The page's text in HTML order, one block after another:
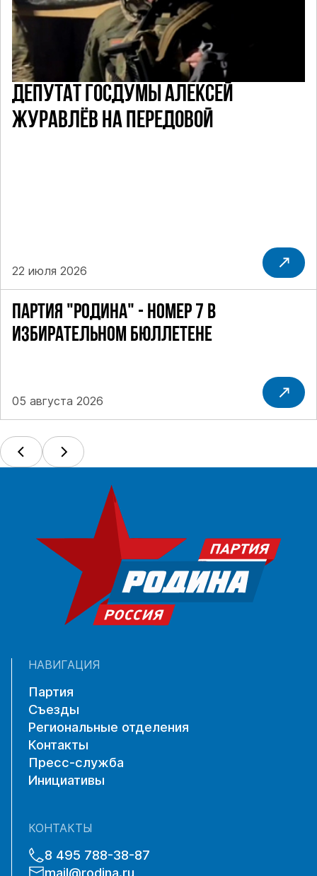
ПАРТИЯ "РОДИНА" - НОМЕР 7 В
ИЗБИРАТЕЛЬНОМ БЮЛЛЕТЕНЕ
05 августа 2026
ДЕПУТАТ ГОСДУМЫ АЛЕКСЕЙ
ЖУРАВЛЁВ НА ПЕРЕДОВОЙ
22 июля 2026
НАВИГАЦИЯ
Партия
Съезды
Региональные отделения
Контакты
Пресс-служба
Инициативы
КОНТАКТЫ
8 495 788-38-87
mail@rodina.ru